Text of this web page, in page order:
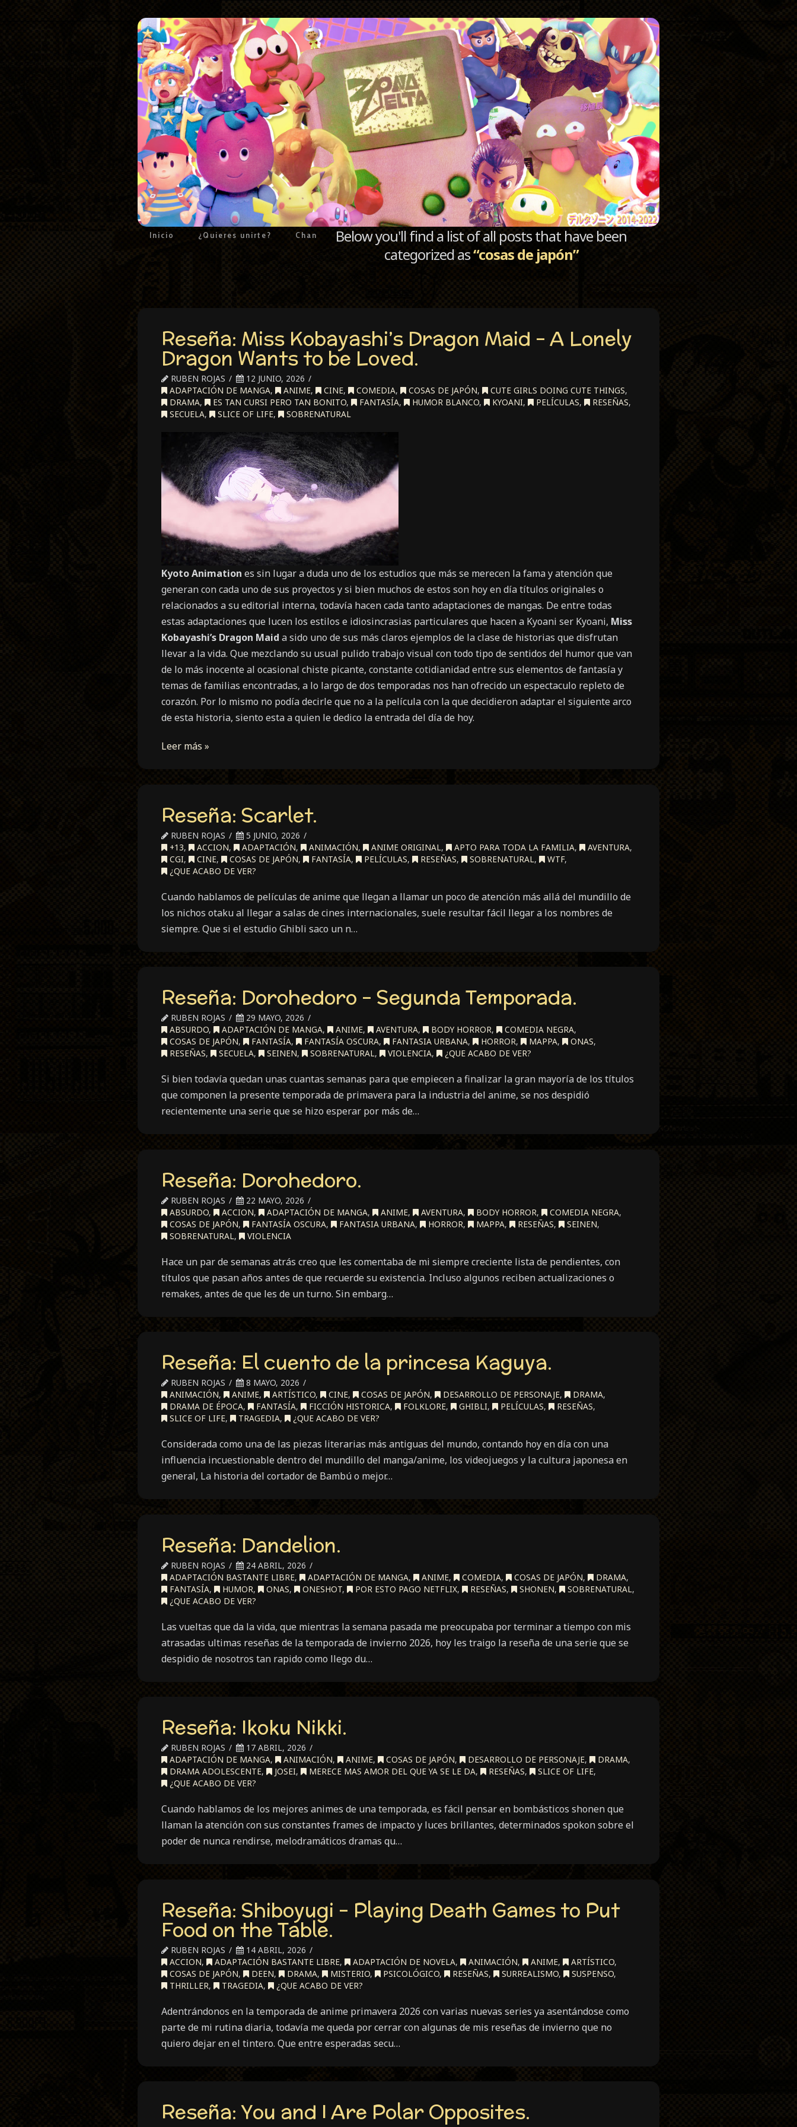
Inicio ¿Quieres unirte? Chan
Below you'll find a list of all posts that have been
categorized as“cosas de japón”
Reseña: Miss Kobayashi’s Dragon Maid – A Lonely
Dragon Wants to be Loved.
RUBEN ROJAS
12 JUNIO, 2026
ADAPTACIÓN DE MANGA, ANIME, CINE, COMEDIA, COSAS DE JAPÓN, CUTE GIRLS DOING CUTE THINGS,
DRAMA, ES TAN CURSI PERO TAN BONITO, FANTASÍA, HUMOR BLANCO, KYOANI, PELÍCULAS, RESEÑAS,
SECUELA, SLICE OF LIFE, SOBRENATURAL
Kyoto Animation es sin lugar a duda uno de los estudios que más se merecen la fama y atención que
generan con cada uno de sus proyectos y si bien muchos de estos son hoy en día títulos originales o
relacionados a su editorial interna, todavía hacen cada tanto adaptaciones de mangas. De entre todas
estas adaptaciones que lucen los estilos e idiosincrasias particulares que hacen a Kyoani ser Kyoani, Miss
Kobayashi’s Dragon Maid a sido uno de sus más claros ejemplos de la clase de historias que disfrutan
llevar a la vida. Que mezclando su usual pulido trabajo visual con todo tipo de sentidos del humor que van
de lo más inocente al ocasional chiste picante, constante cotidianidad entre sus elementos de fantasía y
temas de familias encontradas, a lo largo de dos temporadas nos han ofrecido un espectaculo repleto de
corazón. Por lo mismo no podía decirle que no a la película con la que decidieron adaptar el siguiente arco
de esta historia, siento esta a quien le dedico la entrada del día de hoy.
Leer más »
Reseña: Scarlet.
RUBEN ROJAS
5 JUNIO, 2026
+13, ACCION, ADAPTACIÓN, ANIMACIÓN, ANIME ORIGINAL, APTO PARA TODA LA FAMILIA, AVENTURA,
CGI, CINE, COSAS DE JAPÓN, FANTASÍA, PELÍCULAS, RESEÑAS, SOBRENATURAL, WTF,
¿QUE ACABO DE VER?
Cuando hablamos de películas de anime que llegan a llamar un poco de atención más allá del mundillo de
los nichos otaku al llegar a salas de cines internacionales, suele resultar fácil llegar a los nombres de
siempre. Que si el estudio Ghibli saco un n…
Reseña: Dorohedoro – Segunda Temporada.
RUBEN ROJAS
29 MAYO, 2026
ABSURDO, ADAPTACIÓN DE MANGA, ANIME, AVENTURA, BODY HORROR, COMEDIA NEGRA,
COSAS DE JAPÓN, FANTASÍA, FANTASÍA OSCURA, FANTASIA URBANA, HORROR, MAPPA, ONAS,
RESEÑAS, SECUELA, SEINEN, SOBRENATURAL, VIOLENCIA, ¿QUE ACABO DE VER?
Si bien todavía quedan unas cuantas semanas para que empiecen a finalizar la gran mayoría de los títulos
que componen la presente temporada de primavera para la industria del anime, se nos despidió
recientemente una serie que se hizo esperar por más de…
Reseña: Dorohedoro.
RUBEN ROJAS
22 MAYO, 2026
ABSURDO, ACCION, ADAPTACIÓN DE MANGA, ANIME, AVENTURA, BODY HORROR, COMEDIA NEGRA,
COSAS DE JAPÓN, FANTASÍA OSCURA, FANTASIA URBANA, HORROR, MAPPA, RESEÑAS, SEINEN,
SOBRENATURAL, VIOLENCIA
Hace un par de semanas atrás creo que les comentaba de mi siempre creciente lista de pendientes, con
títulos que pasan años antes de que recuerde su existencia. Incluso algunos reciben actualizaciones o
remakes, antes de que les de un turno. Sin embarg…
Reseña: El cuento de la princesa Kaguya.
RUBEN ROJAS
8 MAYO, 2026
ANIMACIÓN, ANIME, ARTÍSTICO, CINE, COSAS DE JAPÓN, DESARROLLO DE PERSONAJE, DRAMA,
DRAMA DE ÉPOCA, FANTASÍA, FICCIÓN HISTORICA, FOLKLORE, GHIBLI, PELÍCULAS, RESEÑAS,
SLICE OF LIFE, TRAGEDIA, ¿QUE ACABO DE VER?
Considerada como una de las piezas literarias más antiguas del mundo, contando hoy en día con una
influencia incuestionable dentro del mundillo del manga/anime, los videojuegos y la cultura japonesa en
general, La historia del cortador de Bambú o mejor…
Reseña: Dandelion.
RUBEN ROJAS
24 ABRIL, 2026
ADAPTACIÓN BASTANTE LIBRE, ADAPTACIÓN DE MANGA, ANIME, COMEDIA, COSAS DE JAPÓN, DRAMA,
FANTASÍA, HUMOR, ONAS, ONESHOT, POR ESTO PAGO NETFLIX, RESEÑAS, SHONEN, SOBRENATURAL,
¿QUE ACABO DE VER?
Las vueltas que da la vida, que mientras la semana pasada me preocupaba por terminar a tiempo con mis
atrasadas ultimas reseñas de la temporada de invierno 2026, hoy les traigo la reseña de una serie que se
despidio de nosotros tan rapido como llego du…
Reseña: Ikoku Nikki.
RUBEN ROJAS
17 ABRIL, 2026
ADAPTACIÓN DE MANGA, ANIMACIÓN, ANIME, COSAS DE JAPÓN, DESARROLLO DE PERSONAJE, DRAMA,
DRAMA ADOLESCENTE, JOSEI, MERECE MAS AMOR DEL QUE YA SE LE DA, RESEÑAS, SLICE OF LIFE,
¿QUE ACABO DE VER?
Cuando hablamos de los mejores animes de una temporada, es fácil pensar en bombásticos shonen que
llaman la atención con sus constantes frames de impacto y luces brillantes, determinados spokon sobre el
poder de nunca rendirse, melodramáticos dramas qu…
Reseña: Shiboyugi – Playing Death Games to Put
Food on the Table.
RUBEN ROJAS
14 ABRIL, 2026
ACCION, ADAPTACIÓN BASTANTE LIBRE, ADAPTACIÓN DE NOVELA, ANIMACIÓN, ANIME, ARTÍSTICO,
COSAS DE JAPÓN, DEEN, DRAMA, MISTERIO, PSICOLÓGICO, RESEÑAS, SURREALISMO, SUSPENSO,
THRILLER, TRAGEDIA, ¿QUE ACABO DE VER?
Adentrándonos en la temporada de anime primavera 2026 con varias nuevas series ya asentándose como
parte de mi rutina diaria, todavía me queda por cerrar con algunas de mis reseñas de invierno que no
quiero dejar en el tintero. Que entre esperadas secu…
Reseña: You and I Are Polar Opposites.